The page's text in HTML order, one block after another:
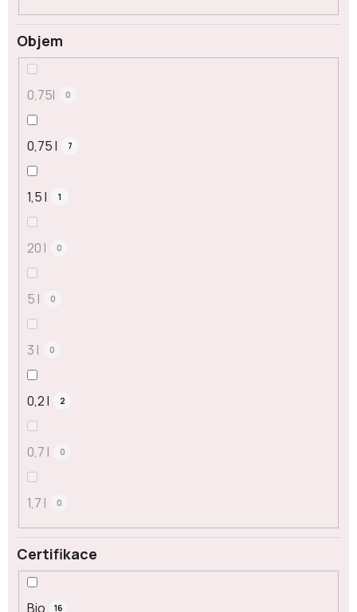
Objem
0,75l 0
0,75 l 7
1,5 l 1
20 l 0
5 l 0
3 l 0
0,2 l 2
0,7 l 0
1,7 l 0
Certifikace
Bio 16